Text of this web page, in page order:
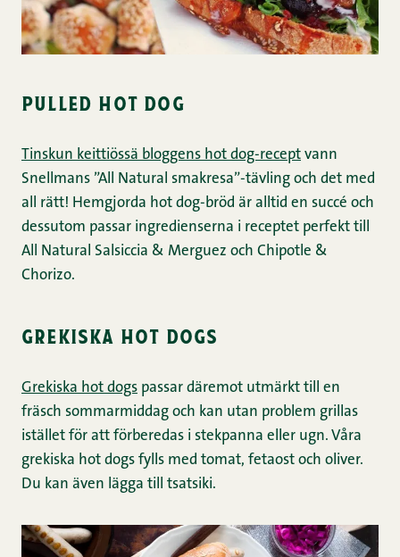
pulled hot dog
Tinskun keittiössä bloggens hot dog-recept vann
Snellmans ”All Natural smakresa”-tävling och det med
all rätt! Hemgjorda hot dog-bröd är alltid en succé och
dessutom passar ingredienserna i receptet perfekt till
All Natural Salsiccia & Merguez och Chipotle &
Chorizo.
grekiska hot dogs
Grekiska hot dogs passar däremot utmärkt till en
fräsch sommarmiddag och kan utan problem grillas
istället för att förberedas i stekpanna eller ugn. Våra
grekiska hot dogs fylls med tomat, fetaost och oliver.
Du kan även lägga till tsatsiki.